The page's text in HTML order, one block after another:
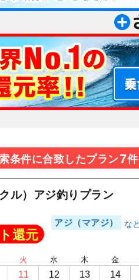
条件に合致したプラン7件
ル）アジ釣りプラン
還元
アジ（マアジ）
火
11
水
12
木
13
金
14